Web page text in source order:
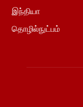
இந்தியா
தொழில்நுட்பம்